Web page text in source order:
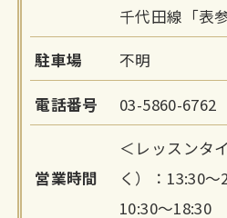
千代田線「表
駐車場 不明
電話番号 03-5860-6762
営業時間
＜レッスンタ
く）：13:30～
10:30～18:30